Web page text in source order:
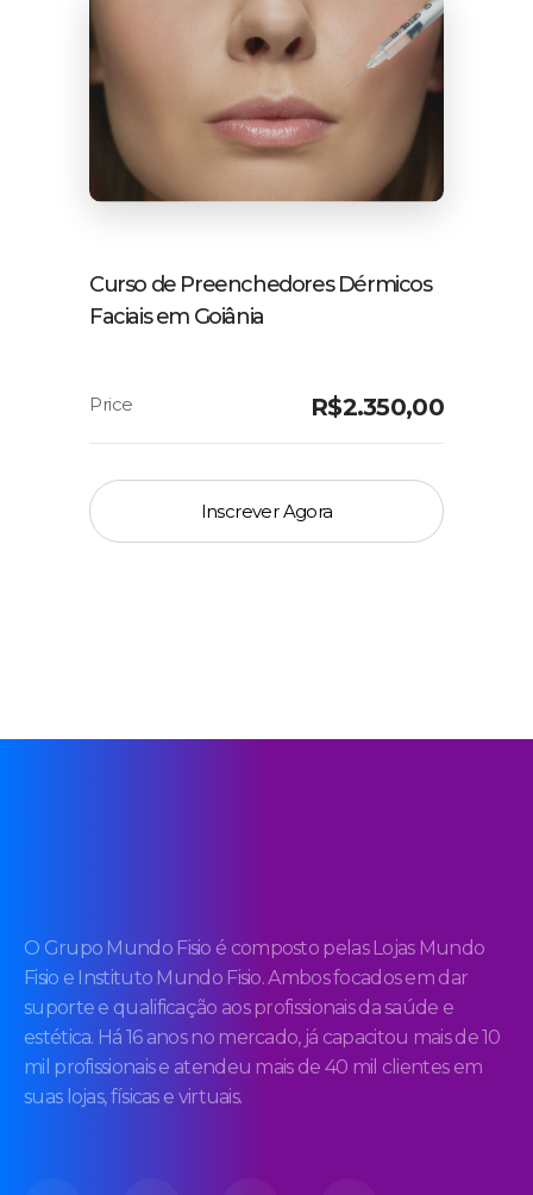
Curso de Preenchedores Dérmicos
Faciais em Goiânia
R$2.350,00
Inscrever Agora
O Grupo Mundo Fisio é composto pelas Lojas Mundo
Fisio e Instituto Mundo Fisio. Ambos focados em dar
suporte e qualificação aos profissionais da saúde e
estética. Há 16 anos no mercado, já capacitou mais de 10
mil profissionais e atendeu mais de 40 mil clientes em
suas lojas, físicas e virtuais.